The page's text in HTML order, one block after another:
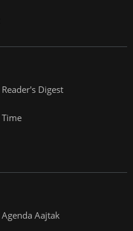
Reader's Digest
Time
Agenda Aajtak